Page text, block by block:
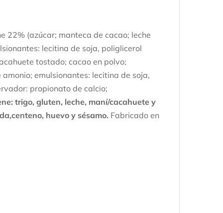
22% (azúcar; manteca de cacao; leche
lecitina de soja, poliglicerol
tostado; cacao en polvo;
emulsionantes: lecitina de soja,
propionato de calcio;
trigo, gluten, leche, maní/cacahuete y
huevo y sésamo. Fabricado en